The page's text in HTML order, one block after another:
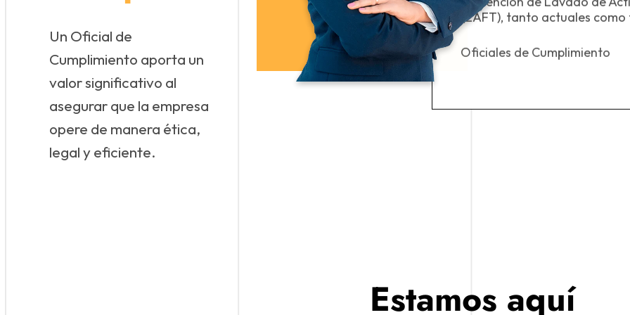
Un Oficial de
Cumplimiento aporta un
valor significativo al
asegurar que la empresa
opere de manera ética,
legal y eficiente.
(LAFT), tanto actuales
Oficiales de Cumplimiento
de Cumplimiento
Estamos aquí